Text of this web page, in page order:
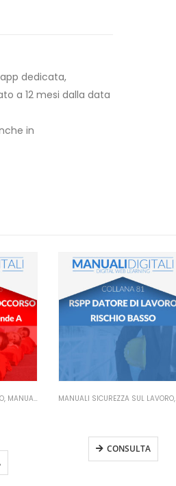
dedicata,
a 12 mesi dalla data
in
, MANUALI SICUREZZA SUL LAVORO MANUALI SICUREZZA SUL LAVORO,
CONSULTA